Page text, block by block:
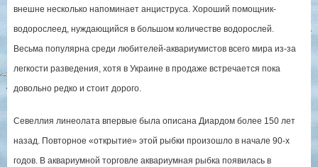
внешне несколько напоминает анциструса. Хороший помощник-
водорослеед, нуждающийся в большом количестве водорослей.
Весьма популярна среди любителей-аквариумистов всего мира из-за
легкости разведения, хотя в Украине в продаже встречается пока
довольно редко и стоит дорого.
Севеллия линеолата впервые была описана Диардом более 150 лет
назад. Повторное «открытие» этой рыбки произошло в начале 90-х
годов. В аквариумной торговле аквариумная рыбка появилась в